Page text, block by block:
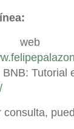
web
Tutorial
consulta,